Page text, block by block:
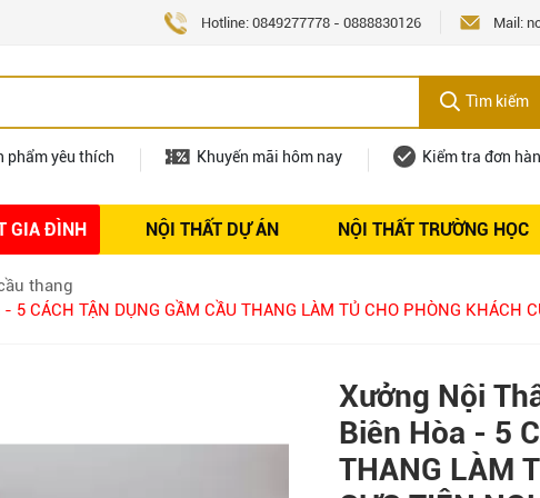
Hotline: 0849277778 - 0888830126 Mail:
Tìm kiếm
phẩm yêu thích Khuyến mãi hôm nay Kiểm tra đơn
GIA ĐÌNH NỘI THẤT DỰ ÁN NỘI THẤT TRƯỜNG HỌC
thất
thang
TẬN DỤNG GẦM CẦU THANG LÀM TỦ CHO PHÒNG KHÁCH
Xưởng Nội
Biên Hòa - 5
THANG LÀM